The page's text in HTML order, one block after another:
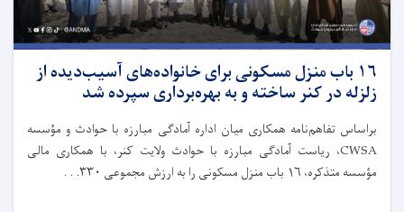
۱۶ باب منزل مسکونی برای خانواده‌های آسیب‌دیده از
زلزله در کنر ساخته و به بهره‌برداری سپرده شد
براساس تفاهم‌نامه همکاری میان اداره آمادگی مبارزه با حوادث و مؤسسه
CWSA، ریاست آمادگی مبارزه با حوادث ولایت کنر، با همکاری مالی
مؤسسه متذکره، ۱۶ باب منزل مسکونی را به ارزش مجموعی ۳۳۰. . .